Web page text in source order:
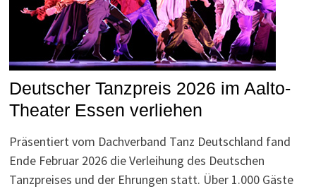
Deutscher Tanzpreis 2026 im Aalto-
Theater Essen verliehen
Präsentiert vom Dachverband Tanz Deutschland fand
Ende Februar 2026 die Verleihung des Deutschen
Tanzpreises und der Ehrungen statt. Über 1.000 Gäste